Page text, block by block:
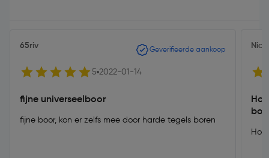
65riv Geverifieerde aankoop
5 2022-01-14
fijne universeelboor
fijne boor, kon er zelfs mee door harde tegels boren